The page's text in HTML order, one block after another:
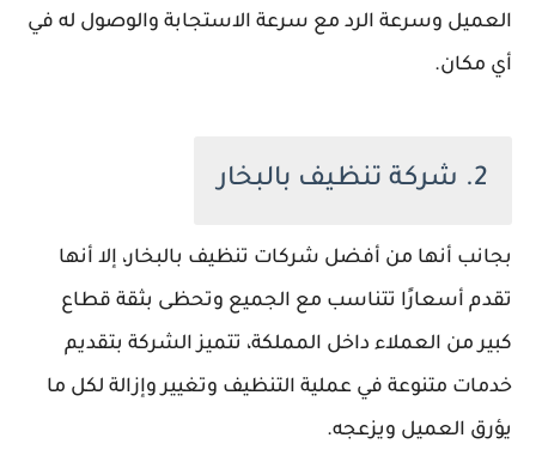
العميل وسرعة الرد مع سرعة الاستجابة والوصول له في
أي مكان.
2. شركة تنظيف بالبخار
بجانب أنها من أفضل شركات تنظيف بالبخار، إلا أنها
تقدم أسعارًا تتناسب مع الجميع وتحظى بثقة قطاع
كبير من العملاء داخل المملكة، تتميز الشركة بتقديم
خدمات متنوعة في عملية التنظيف وتغيير وإزالة لكل ما
يؤرق العميل ويزعجه.